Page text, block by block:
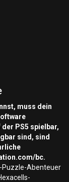
muss dein
PS5 spielbar,
sind, sind
bc.
Puzzle-Abenteuer